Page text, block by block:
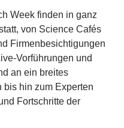
Week finden in ganz
von Science Cafés
Firmenbesichtigungen
Vorführungen und
an ein breites
bis hin zum Experten
Fortschritte der